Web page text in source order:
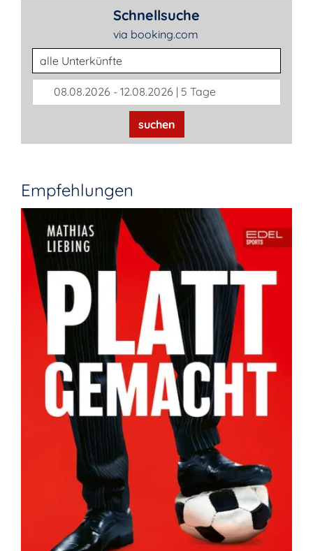
Schnellsuche
via booking.com
Unterkunftsart
08.08.2026 - 12.08.2026 | 5 Tage
suchen
Empfehlungen